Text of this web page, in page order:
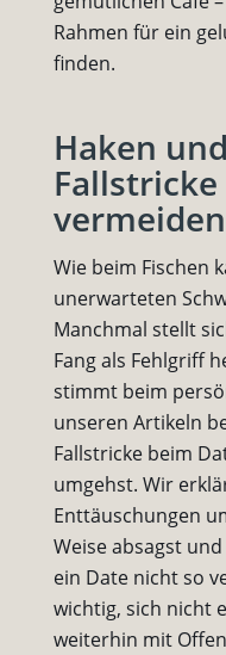
Rahmen für ein
finden.
Haken
vermeiden
Wie beim Fischen
unerwarteten
Manchmal stellt
Fang als Fehlgriff
stimmt beim
unseren Artikeln
Fallstricke beim
umgehst. Wir
Enttäuschungen
Weise absagst
ein Date nicht so
wichtig, sich nicht
weiterhin mit